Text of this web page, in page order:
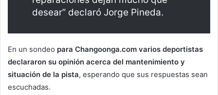
desear” declaró Jorge Pineda.
En un sondeo para Changoonga.com varios deportistas
declararon su opinión acerca del mantenimiento y
situación de la pista, esperando que sus respuestas sean
escuchadas.